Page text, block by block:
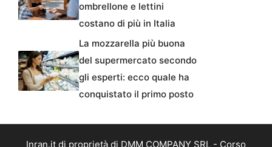
ombrellone e lettini
costano di più in Italia
La mozzarella più buona
del supermercato secondo
gli esperti: ecco quale ha
conquistato il primo posto
Inran.it di proprietà di DMM COMPANY SRL - Corso